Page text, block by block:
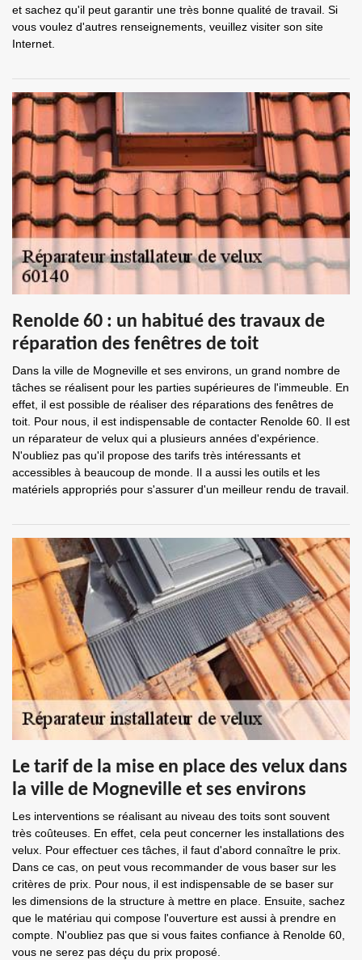
et sachez qu'il peut garantir une très bonne qualité de travail. Si
vous voulez d'autres renseignements, veuillez visiter son site
Internet.
Renolde 60 : un habitué des travaux de
réparation des fenêtres de toit
Dans la ville de Mogneville et ses environs, un grand nombre de
tâches se réalisent pour les parties supérieures de l'immeuble. En
effet, il est possible de réaliser des réparations des fenêtres de
toit. Pour nous, il est indispensable de contacter Renolde 60. Il est
un réparateur de velux qui a plusieurs années d'expérience.
N'oubliez pas qu'il propose des tarifs très intéressants et
accessibles à beaucoup de monde. Il a aussi les outils et les
matériels appropriés pour s'assurer d'un meilleur rendu de travail.
Le tarif de la mise en place des velux dans
la ville de Mogneville et ses environs
Les interventions se réalisant au niveau des toits sont souvent
très coûteuses. En effet, cela peut concerner les installations des
velux. Pour effectuer ces tâches, il faut d'abord connaître le prix.
Dans ce cas, on peut vous recommander de vous baser sur les
critères de prix. Pour nous, il est indispensable de se baser sur
les dimensions de la structure à mettre en place. Ensuite, sachez
que le matériau qui compose l'ouverture est aussi à prendre en
compte. N'oubliez pas que si vous faites confiance à Renolde 60,
vous ne serez pas déçu du prix proposé.